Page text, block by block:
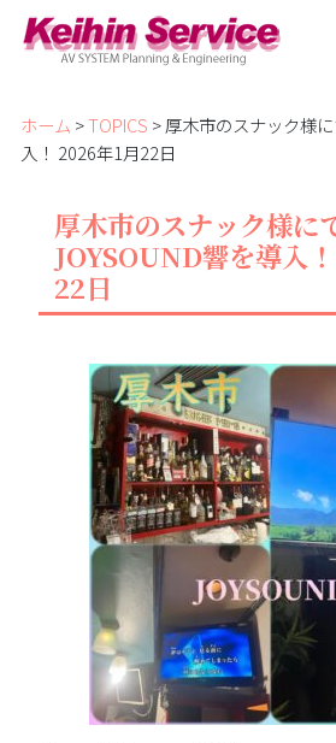
ホーム >TOPICS > 厚木市のスナック様
入！ 2026年1月22日
厚木市のスナック様に
JOYSOUND響を導入
22日